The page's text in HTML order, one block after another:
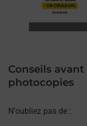
Conseils
photocopies
N'oubliez pas de :